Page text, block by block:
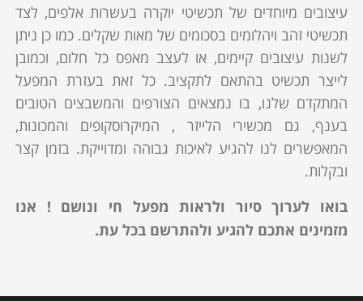
עיצובים מיוחדים של תכשיטי יוקרה בעשרות אלפים, לצד
תכשיטי זהב ויהלומים בסכומים של מאות שקלים. כמו כן ניתן
לשנות עיצובים קיימים, או לעצב מאפס כל חלום, וכמובן
לייצר תכשיט בהתאם לתקציב. כל זאת בעזרת המפעל
המתקדם שלנו, בו נמצאים הצורפים והמשבצים הטובים
בענף, גם מכשירי הלייזר , המיקרוסקופים והמכונות,
המאפשרים לנו להגיע לאיכות גבוהה ומדוייקת. בזמן קצר
ובקלות.
בואו לערוך סיור ולראות מפעל חי ונושם ! אנו
מזמינים אתכם להגיע ולהתרשם בכל עת.